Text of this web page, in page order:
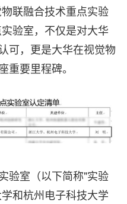
联融合技术重点实验
验室，不仅是对大华
可，更是大华在视觉物
重要里程碑。
验室（以下简称"实验
和杭州电子科技大学